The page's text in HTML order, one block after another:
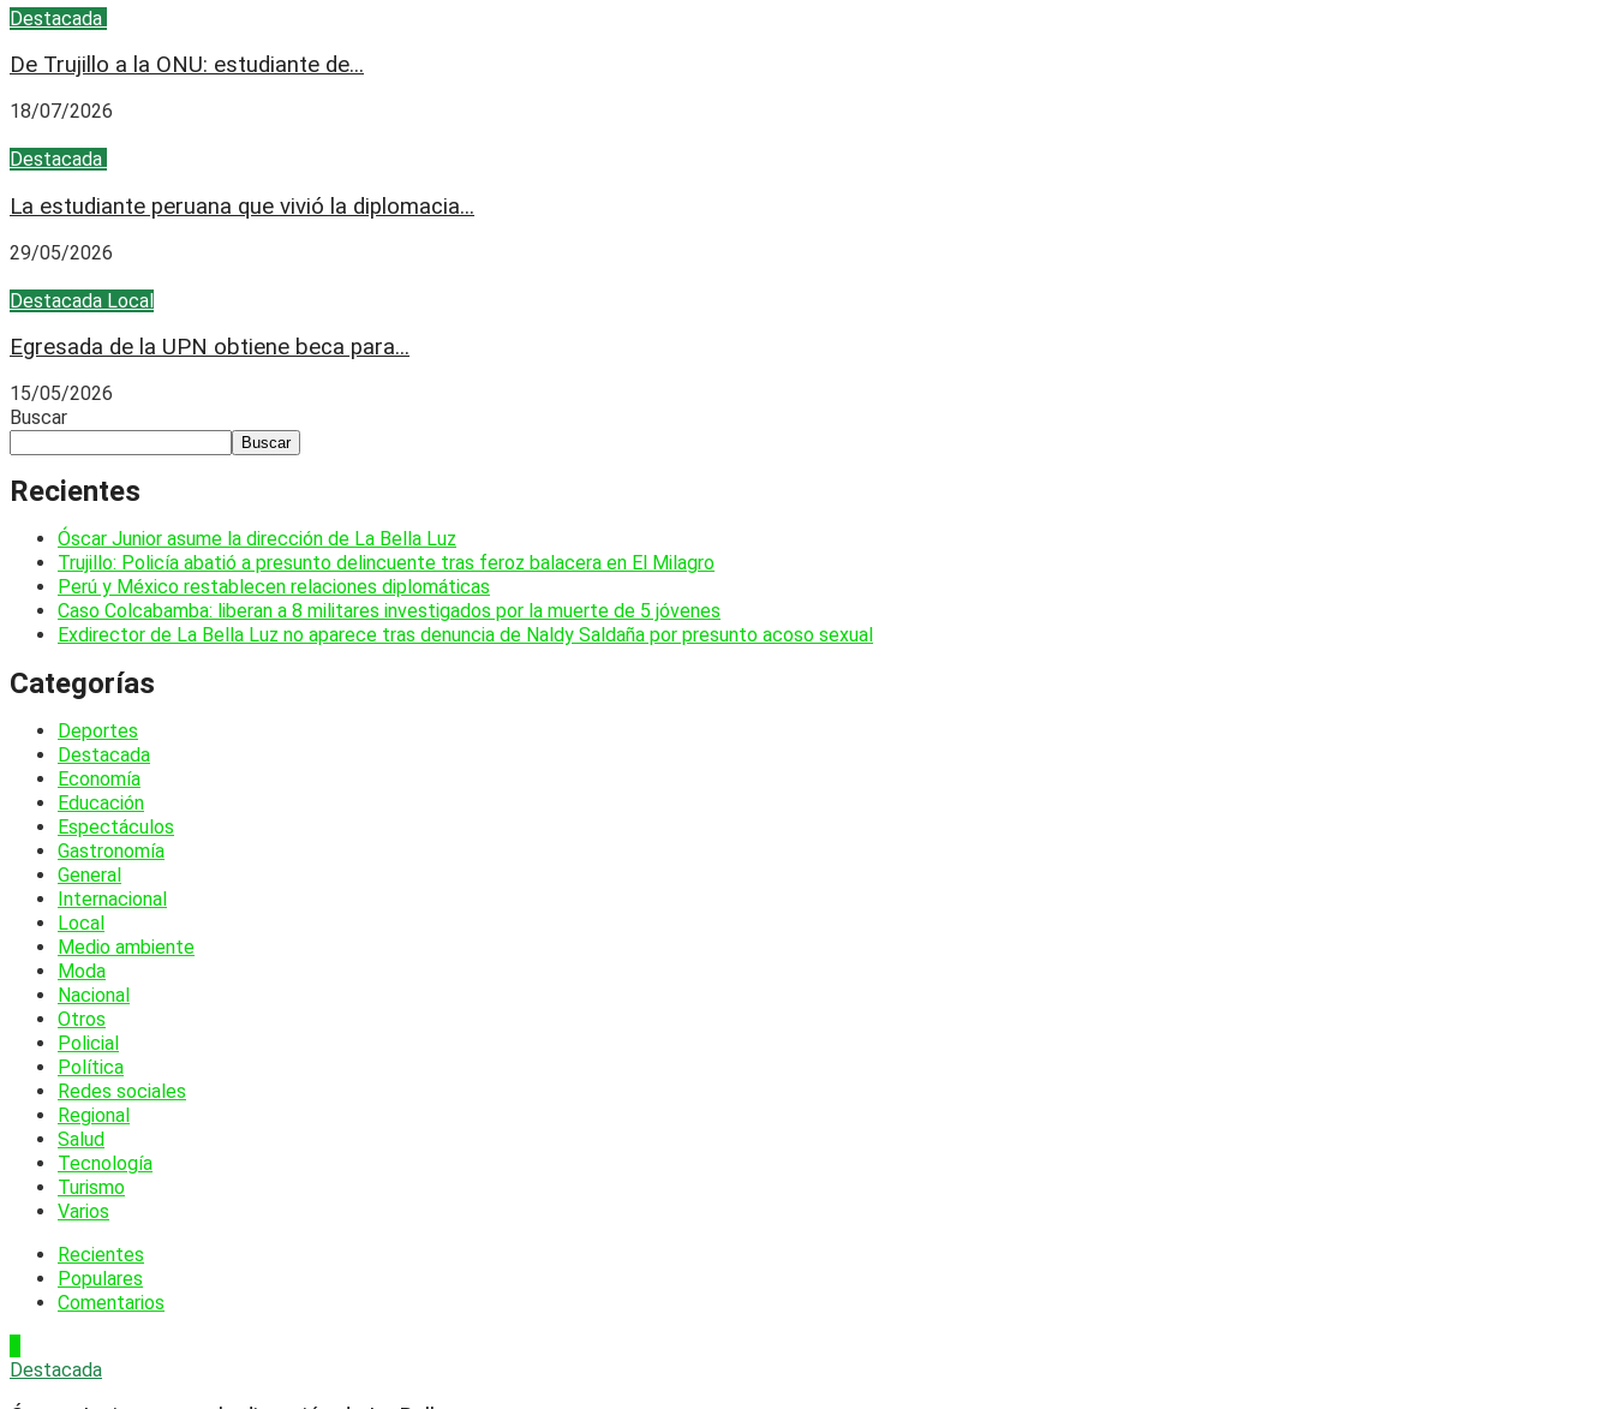
Destacada
De Trujillo a la ONU: estudiante de...
18/07/2026
Destacada
La estudiante peruana que vivió la diplomacia...
29/05/2026
Destacada Local
Egresada de la UPN obtiene beca para...
15/05/2026
Buscar
Buscar
Recientes
Óscar Junior asume la dirección de La Bella Luz
Trujillo: Policía abatió a presunto delincuente tras feroz balacera en El Milagro
Perú y México restablecen relaciones diplomáticas
Caso Colcabamba: liberan a 8 militares investigados por la muerte de 5 jóvenes
Exdirector de La Bella Luz no aparece tras denuncia de Naldy Saldaña por presunto acoso sexual
Categorías
Deportes
Destacada
Economía
Educación
Espectáculos
Gastronomía
General
Internacional
Local
Medio ambiente
Moda
Nacional
Otros
Policial
Política
Redes sociales
Regional
Salud
Tecnología
Turismo
Varios
Recientes
Populares
Comentarios
Destacada